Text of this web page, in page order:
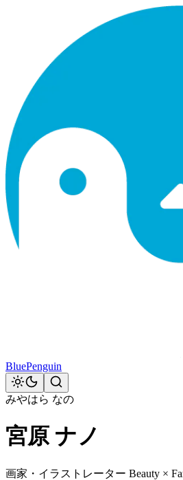
BluePenguin
みやはら なの
宮原 ナノ
画家・イラストレーター Beauty ×